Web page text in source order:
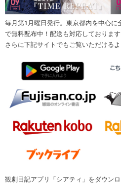
毎月第1月曜日発行。東京都内を中心に
で無料配布中！配送も対応しております
さらに下記サイトでもご覧いただける
観劇日記アプリ「シアティ」をダウン